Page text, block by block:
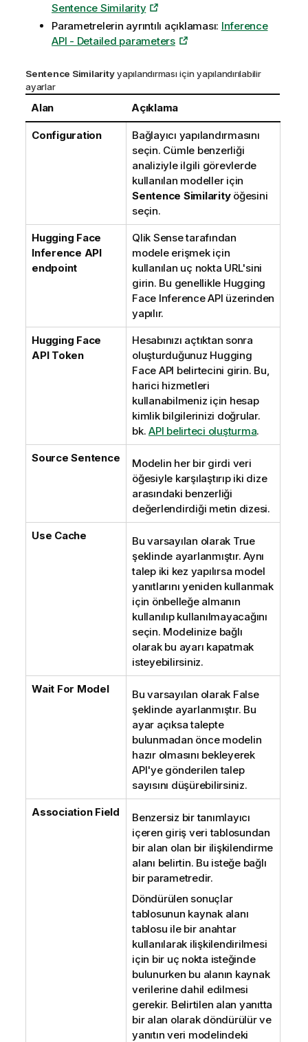
Sentence Similarity
Parametrelerin ayrıntılı açıklaması: Inference
API - Detailed parameters
Sentence Similarityyapılandırması için yapılandırılabilir
ayarlar
Alan Açıklama
Configuration
Bağlayıcı yapılandırmasını
seçin. Cümle benzerliği
analiziyle ilgili görevlerde
kullanılan modeller için
Sentence Similarityöğesini
seçin.
Hugging Face
Inference API
endpoint
Qlik Sensetarafından
modele erişmek için
kullanılan uç nokta URL'sini
girin. Bu genellikle Hugging
Face Inference API üzerinden
yapılır.
Hugging Face
API Token
Hesabınızı açtıktan sonra
oluşturduğunuz Hugging
Face API belirtecini girin. Bu,
harici hizmetleri
kullanabilmeniz için hesap
kimlik bilgilerinizi doğrular.
bk. API belirteci oluşturma.
Source Sentence
Modelin her bir girdi veri
öğesiyle karşılaştırıp iki dize
arasındaki benzerliği
değerlendirdiği metin dizesi.
Use Cache
Bu varsayılan olarak True
şeklinde ayarlanmıştır. Aynı
talep iki kez yapılırsa model
yanıtlarını yeniden kullanmak
için önbelleğe almanın
kullanılıp kullanılmayacağını
seçin. Modelinize bağlı
olarak bu ayarı kapatmak
isteyebilirsiniz.
Wait For Model
Bu varsayılan olarak False
şeklinde ayarlanmıştır. Bu
ayar açıksa talepte
bulunmadan önce modelin
hazır olmasını bekleyerek
API'ye gönderilen talep
sayısını düşürebilirsiniz.
Association Field
Benzersiz bir tanımlayıcı
içeren giriş veri tablosundan
bir alan olan bir ilişkilendirme
alanı belirtin. Bu isteğe bağlı
bir parametredir.
Döndürülen sonuçlar
tablosunun kaynak alanı
tablosu ile bir anahtar
kullanılarak ilişkilendirilmesi
için bir uç nokta isteğinde
bulunurken bu alanın kaynak
verilerine dahil edilmesi
gerekir. Belirtilen alan yanıtta
bir alan olarak döndürülür ve
yanıtın veri modelindeki